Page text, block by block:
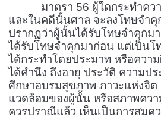
มาตรา 56 ผู้ใดกระทำควา
และในคดีนั้นศาล จะลงโทษจำคุ
ปรากฏว่าผู้นั้นได้รับโทษจำคุกม
ได้รับโทษจำคุกมาก่อน แต่เป็นโ
ได้กระทำโดยประมาท หรือควา
ได้คำนึง ถึงอายุ ประวัติ ความป
ศึกษาอบรมสุขภาพ ภาวะแห่งจิ
แวดล้อมของผู้นั้น หรือสภาพคว
ควรปราณีแล้ว เห็นเป็นการสมค